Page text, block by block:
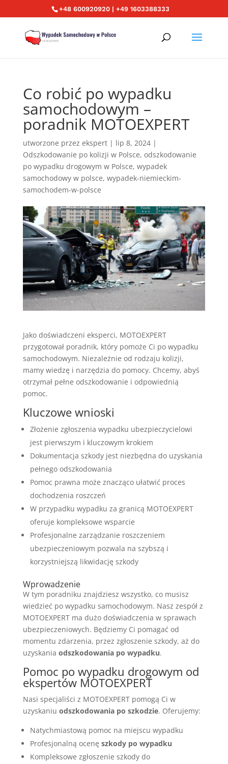
+48 600920920 | +49 1603388333
Co robić po wypadku
samochodowym –
poradnik MOTOEXPERT
utworzone przez ekspert| lip 8, 2024|
Odszkodowanie po kolizji w Polsce, odszkodowanie
po wypadku drogowym w Polsce, wypadek
samochodowy w polsce, wypadek-niemieckim-
samochodem-w-polsce
Jako doświadczeni eksperci, MOTOEXPERT
przygotował poradnik, który pomoże Ci po wypadku
samochodowym. Niezależnie od rodzaju kolizji,
mamy wiedzę i narzędzia do pomocy. Chcemy, abyś
otrzymał pełne odszkodowanie i odpowiednią
pomoc.
Kluczowe wnioski
Złożenie zgłoszenia wypadku ubezpieczycielowi
jest pierwszym i kluczowym krokiem
Dokumentacja szkody jest niezbędna do uzyskania
pełnego odszkodowania
Pomoc prawna może znacząco ułatwić proces
dochodzenia roszczeń
W przypadku wypadku za granicą MOTOEXPERT
oferuje kompleksowe wsparcie
Profesjonalne zarządzanie roszczeniem
ubezpieczeniowym pozwala na szybszą i
korzystniejszą likwidację szkody
Wprowadzenie
W tym poradniku znajdziesz wszystko, co musisz
wiedzieć po wypadku samochodowym. Nasz zespół z
MOTOEXPERT ma dużo doświadczenia w sprawach
ubezpieczeniowych. Będziemy Ci pomagać od
momentu zdarzenia, przez zgłoszenie szkody, aż do
uzyskania odszkodowania po wypadku.
Pomoc po wypadku drogowym od
ekspertów MOTOEXPERT
Nasi specjaliści z MOTOEXPERT pomogą Ci w
uzyskaniu odszkodowania po szkodzie. Oferujemy:
Natychmiastową pomoc na miejscu wypadku
Profesjonalną ocenę szkody po wypadku
Kompleksowe zgłoszenie szkody do